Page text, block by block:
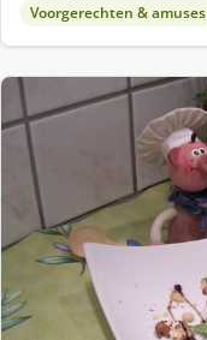
Voorgerechten & amuses